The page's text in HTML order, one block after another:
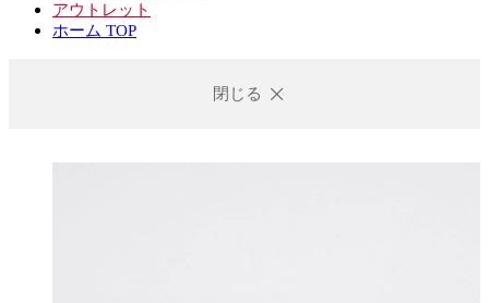
アウトレット
ホーム TOP
閉じる